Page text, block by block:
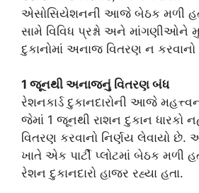
એસોસિયેશનની આજે બેઠક મળી
સામે વિવિધ પ્રશ્નો અને માંગણીઓને
દુકાનોમાં અનાજ વિતરણ ન કરવાનો
1 જૂનથી અનાજનું વિતરણ બંધ
રેશનકાર્ડ દુકાનદારોની આજે
જેમાં 1 જૂનથી રાશન દુકાન ધારકો
વિતરણ કરવાનો નિર્ણય લેવાયો છે.
ખાતે એક પાર્ટી પ્લોટમાં બેઠક મળી
રેશન દુકાનદારો હાજર રહ્યા હતા.